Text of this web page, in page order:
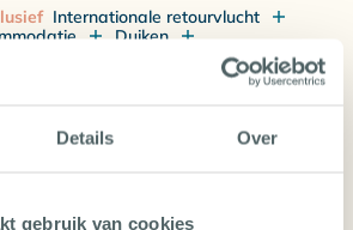
Details Over
gebruik van cookies
Internationale retourvlucht
Duiken
beschikbaar.Neem